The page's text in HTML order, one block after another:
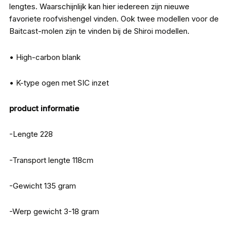
lengtes. Waarschijnlijk kan hier iedereen zijn nieuwe
favoriete roofvishengel vinden. Ook twee modellen voor de
Baitcast-molen zijn te vinden bij de Shiroi modellen.
• High-carbon blank
• K-type ogen met SIC inzet
product informatie
-Lengte 228
-Transport lengte 118cm
-Gewicht 135 gram
-Werp gewicht 3-18 gram